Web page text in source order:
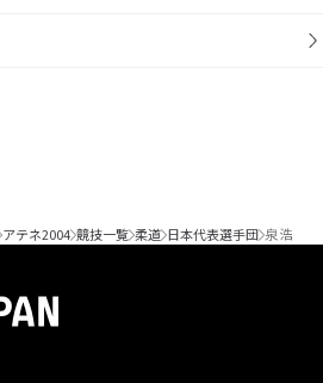
アテネ2004 競技一覧 柔道 日本代表選手団 泉 浩